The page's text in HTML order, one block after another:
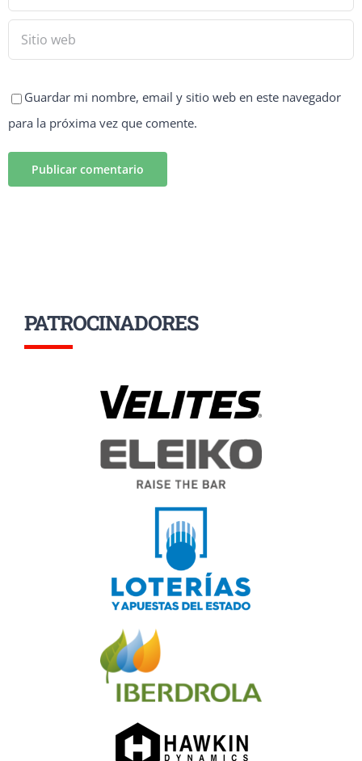
Guardar mi nombre, email y sitio web en este navegador
para la próxima vez que comente.
PATROCINADORES